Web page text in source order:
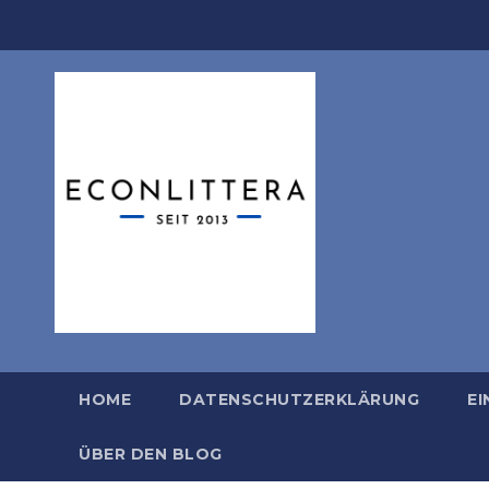
Inhalt
HOME DATENSCHUTZERKLÄRUNG
ÜBER DEN BLOG